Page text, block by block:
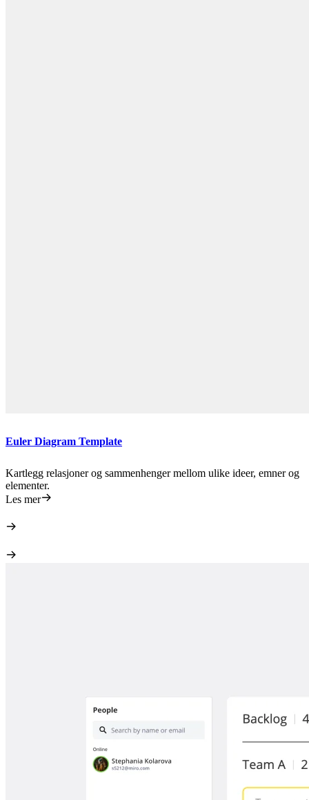
Euler Diagram Template
Kartlegg relasjoner og sammenhenger mellom ulike ideer, emner og
elementer.
Les mer